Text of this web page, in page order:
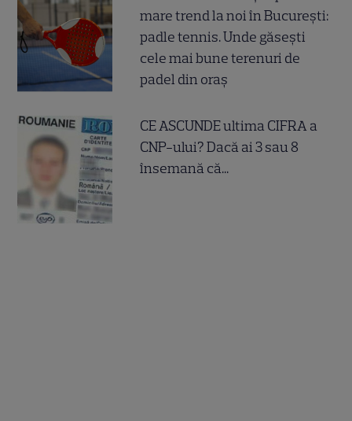
mare trend la noi în București:
padle tennis. Unde găsești
cele mai bune terenuri de
padel din oraș
CE ASCUNDE ultima CIFRA a
CNP-ului? Dacă ai 3 sau 8
însemană că...